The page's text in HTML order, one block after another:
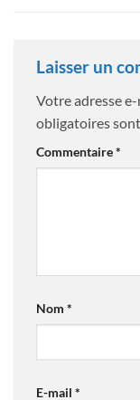
Laisser un
Votre adresse
obligatoires
Commentaire*
Nom *
E-mail *